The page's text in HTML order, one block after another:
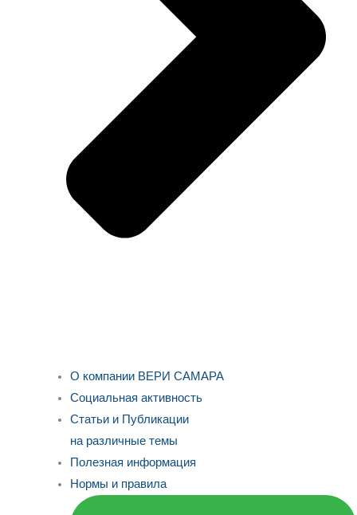
О компании ВЕРИ САМАРА
Социальная активность
Статьи и Публикации
на различные темы
Полезная информация
Нормы и правила